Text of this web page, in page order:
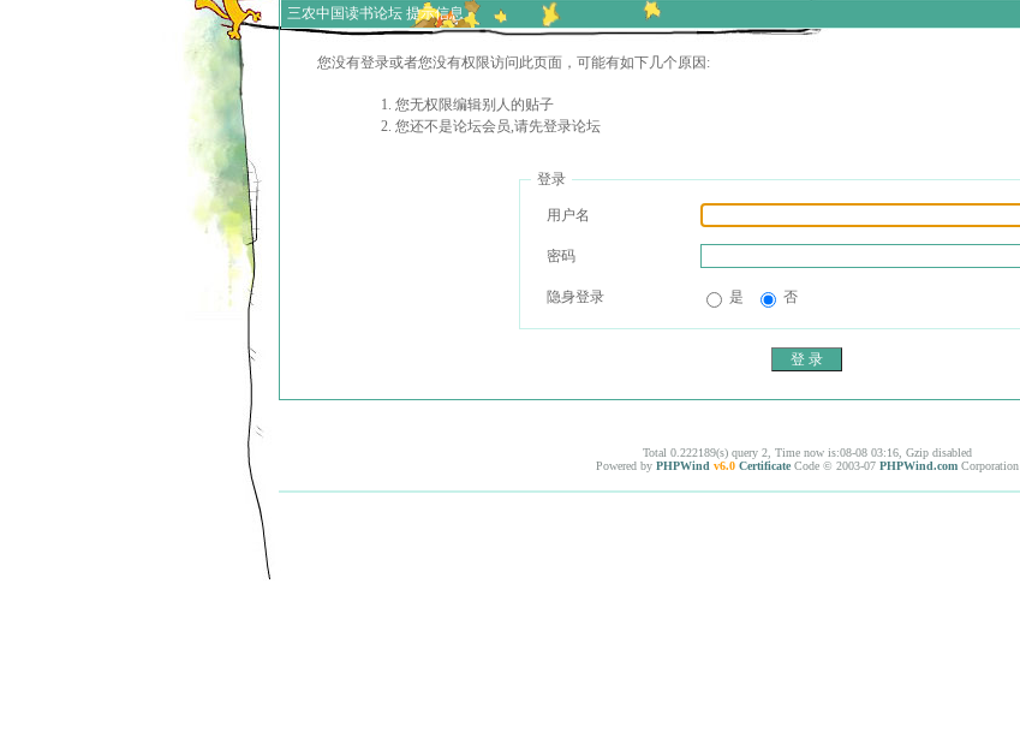
三农中国读书论坛 提示信息
您没有登录或者您没有权限访问此页面，可能有如下几个原因:
您无权限编辑别人的贴子
您还不是论坛会员,请先登录论坛
登录
用户名
密码
隐身登录 是 否
Total 0.222189(s) query 2, Time now is:08-08 03:16, Gzip disabled
Powered by PHPWind v6.0 Certificate Code © 2003-07 PHPWind.com Corporation